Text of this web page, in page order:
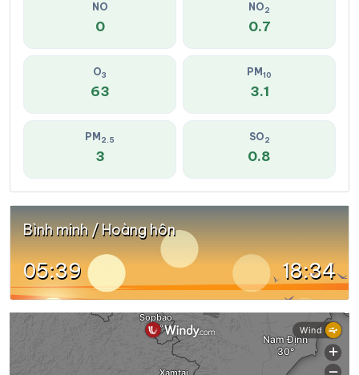
NO
0
NO2
0.7
O3
63
PM 10
3.1
PM 2.5
3
SO2
0.8
Bình minh / Hoàng hôn
05:39 18:34